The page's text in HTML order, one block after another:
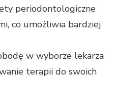
periodontologiczne
co umożliwia bardziej
w wyborze lekarza
terapii do swoich